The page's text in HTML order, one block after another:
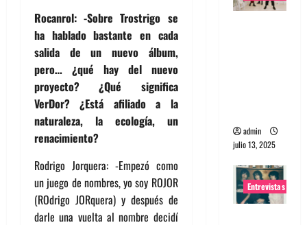
Rocanrol: -Sobre Trostrigo se
ha hablado bastante en cada
salida de un nuevo álbum,
pero… ¿qué hay del nuevo
proyecto? ¿Qué significa
VerDor? ¿Está afiliado a la
naturaleza, la ecología, un
renacimiento?
Rodrigo Jorquera: -Empezó como
un juego de nombres, yo soy ROJOR
(ROdrigo JORquera) y después de
darle una vuelta al nombre decidí
admin
julio 13, 2025
Entrevistas